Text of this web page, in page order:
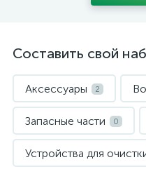
Составить свой
Аксессуары 2
Запасные части 0
Устройства для